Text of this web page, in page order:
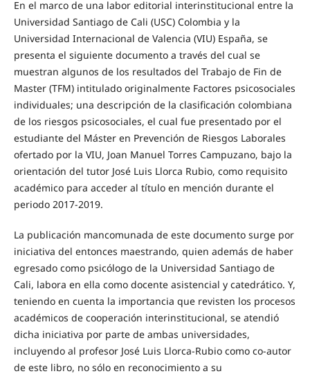
En el marco de una labor editorial interinstitucional entre la
Universidad Santiago de Cali (USC) Colombia y la
Universidad Internacional de Valencia (VIU) España, se
presenta el siguiente documento a través del cual se
muestran algunos de los resultados del Trabajo de Fin de
Master (TFM) intitulado originalmente Factores psicosociales
individuales; una descripción de la clasificación colombiana
de los riesgos psicosociales, el cual fue presentado por el
estudiante del Máster en Prevención de Riesgos Laborales
ofertado por la VIU, Joan Manuel Torres Campuzano, bajo la
orientación del tutor José Luis Llorca Rubio, como requisito
académico para acceder al título en mención durante el
periodo 2017-2019.
La publicación mancomunada de este documento surge por
iniciativa del entonces maestrando, quien además de haber
egresado como psicólogo de la Universidad Santiago de
Cali, labora en ella como docente asistencial y catedrático. Y,
teniendo en cuenta la importancia que revisten los procesos
académicos de cooperación interinstitucional, se atendió
dicha iniciativa por parte de ambas universidades,
incluyendo al profesor José Luis Llorca-Rubio como co-autor
de este libro, no sólo en reconocimiento a su